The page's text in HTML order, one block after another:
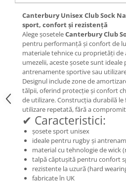
Canterbury Unisex Club Sock
sport, confort și rezistență
Alege șoseteleCanterbury Club
pentru performanță și confort de
materiale tehnice cu proprietăți de
umezelii, aceste șosete sunt
antrenamente sportive sau
Designul include zone de
tălpii, oferind protecție și confort
de utilizare. Construcția durabilă
utilizare repetată, fără a
✔ Caracteristici:
șosete sport unisex
ideale pentru rugby și
material cu tehnologie de wick
talpă căptușită pentru confort
rezistente la uzură (hard
fabricate în UK